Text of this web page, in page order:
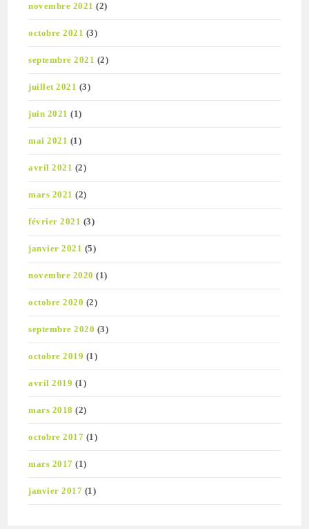
novembre 2021 (2)
octobre 2021 (3)
septembre 2021 (2)
juillet 2021 (3)
juin 2021 (1)
mai 2021 (1)
avril 2021 (2)
mars 2021 (2)
février 2021 (3)
janvier 2021 (5)
novembre 2020 (1)
octobre 2020 (2)
septembre 2020 (3)
octobre 2019 (1)
avril 2019 (1)
mars 2018 (2)
octobre 2017 (1)
mars 2017 (1)
janvier 2017 (1)